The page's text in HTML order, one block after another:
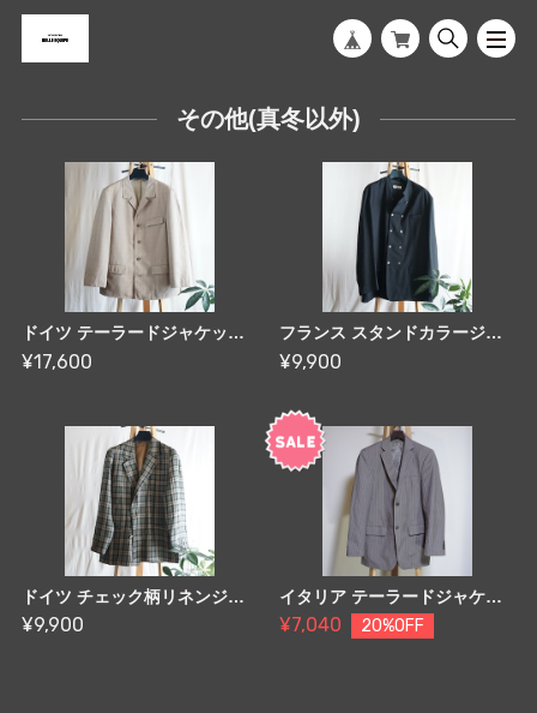
その他(真冬以外)
ドイツ テーラードジャケット 60-70's Germany [C2655]
¥17,600
フランス スタンドカラージャケット France [C2712]
¥9,900
ドイツ チェック柄リネンジャケット 80's Germany [C1529]
¥9,900
イタリア テーラードジャケット Italy [C662]
¥7,040 20%OFF